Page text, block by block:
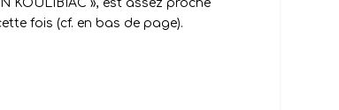
KOULIBIAC », est assez proche
fois (cf. en bas de page).